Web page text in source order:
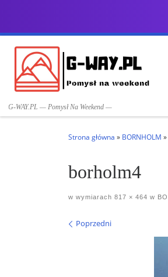
G-WAY.PL — Pomysł Na Weekend —
Strona główna » BORNHOLM »
borholm4
w wymiarach 817 × 464 w
Nawigacja po
Poprzedni